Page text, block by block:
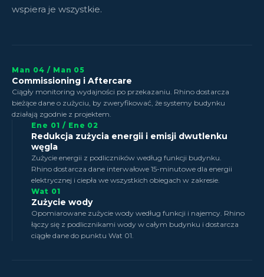
wspiera je wszystkie.
Man 04 / Man 05
Commissioning i Aftercare
Ciągły monitoring wydajności po przekazaniu. Rhino dostarcza
bieżące dane o zużyciu, by zweryfikować, że systemy budynku
działają zgodnie z projektem.
Ene 01 / Ene 02
Redukcja zużycia energii i emisji dwutlenku
węgla
Zużycie energii z podliczników według funkcji budynku.
Rhino dostarcza dane interwałowe 15-minutowe dla energii
elektrycznej i ciepła we wszystkich obiegach w zakresie.
Wat 01
Zużycie wody
Opomiarowane zużycie wody według funkcji i najemcy. Rhino
łączy się z podlicznikami wody w całym budynku i dostarcza
ciągłe dane do punktu Wat 01.